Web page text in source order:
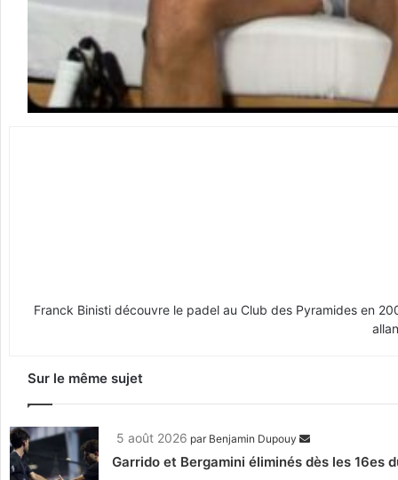
Franck Binisti découvre le padel au Club des Pyramides en
Sur le même sujet
5 août 2026 par Benjamin Dupouy
Garrido et Bergamini éliminés dès les 16es